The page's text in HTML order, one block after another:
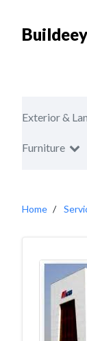
Buildeey
Exterior &
Furniture
Home